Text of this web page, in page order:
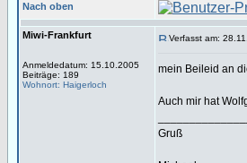
Nach oben
Miwi-Frankfurt
Anmeldedatum: 15.10.2005
Beiträge: 189
Wohnort: Haigerloch
Verfasst am:
mein Beileid an
Auch mir hat
Gruß